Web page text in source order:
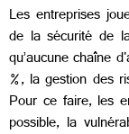
Les entreprises
de la sécurité de
qu’aucune chaîne
%, la gestion des
Pour ce faire, les
possible, la